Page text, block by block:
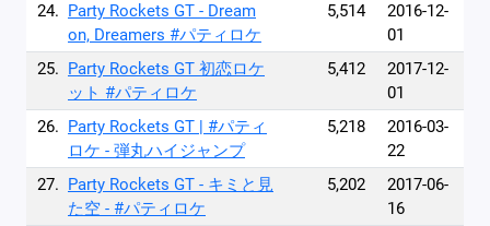
24. Party Rockets GT - Dream
on, Dreamers #パティロケ
5,514
2016-12-
01
25. Party Rockets GT 初恋ロケ
ット #パティロケ
5,412
2017-12-
01
26. Party Rockets GT | #パティ
ロケ - 弾丸ハイジャンプ
5,218
2016-03-
22
27. Party Rockets GT - キミと見
た空 - #パティロケ
5,202
2017-06-
16